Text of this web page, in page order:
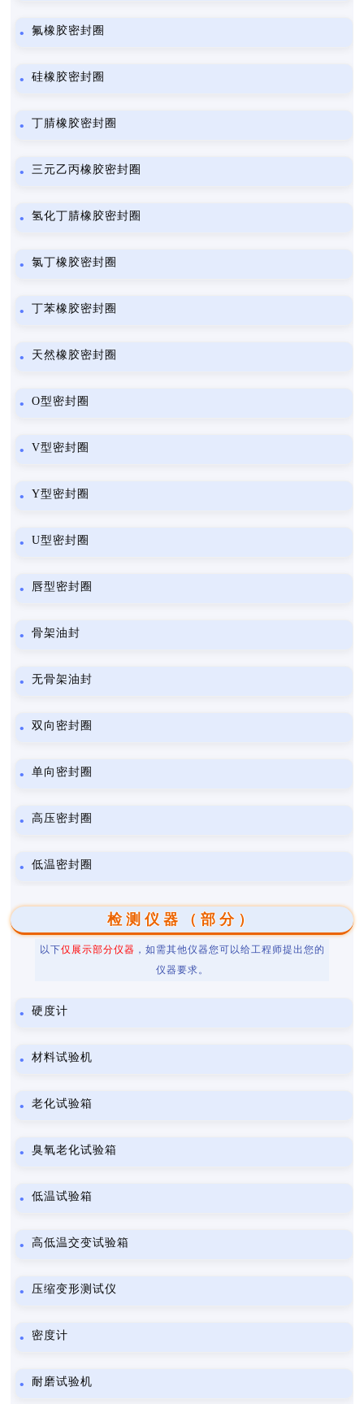
氟橡胶密封圈
硅橡胶密封圈
丁腈橡胶密封圈
三元乙丙橡胶密封圈
氢化丁腈橡胶密封圈
氯丁橡胶密封圈
丁苯橡胶密封圈
天然橡胶密封圈
O型密封圈
V型密封圈
Y型密封圈
U型密封圈
唇型密封圈
骨架油封
无骨架油封
双向密封圈
单向密封圈
高压密封圈
低温密封圈
检测仪器（部分）
以下仅展示部分仪器 ，如需其他仪器您可以给工程师提出您的
仪器要求。
硬度计
材料试验机
老化试验箱
臭氧老化试验箱
低温试验箱
高低温交变试验箱
压缩变形测试仪
密度计
耐磨试验机